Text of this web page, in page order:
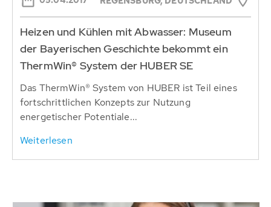
Heizen und Kühlen mit Abwasser: Museum
der Bayerischen Geschichte bekommt ein
ThermWin® System der HUBER SE
Das ThermWin® System von HUBER ist Teil eines
fortschrittlichen Konzepts zur Nutzung
energetischer Potentiale...
Weiterlesen